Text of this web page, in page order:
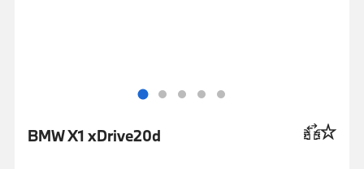
BMW X1 xDrive20d